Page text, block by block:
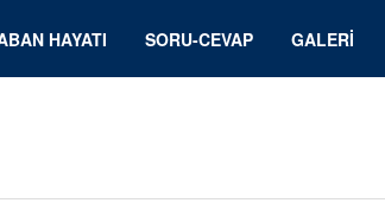
HAYATI SORU-CEVAP GALERI